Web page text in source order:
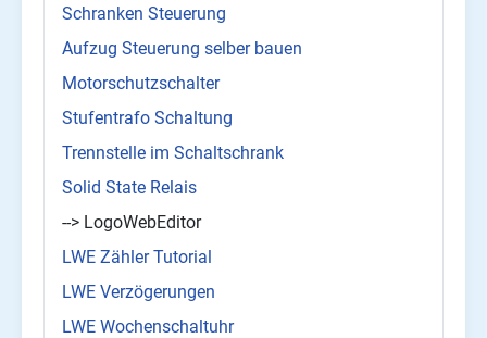
Schranken Steuerung
Aufzug Steuerung selber bauen
Motorschutzschalter
Stufentrafo Schaltung
Trennstelle im Schaltschrank
Solid State Relais
--> LogoWebEditor
LWE Zähler Tutorial
LWE Verzögerungen
LWE Wochenschaltuhr